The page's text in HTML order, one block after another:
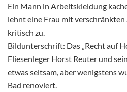
Ein Mann in Arbeitskleidung
lehnt eine Frau mit
kritisch zu.
Bildunterschrift: Das „Recht auf
Fliesenleger Horst Reuter und
etwas seltsam, aber wenigstens
Bad renoviert.